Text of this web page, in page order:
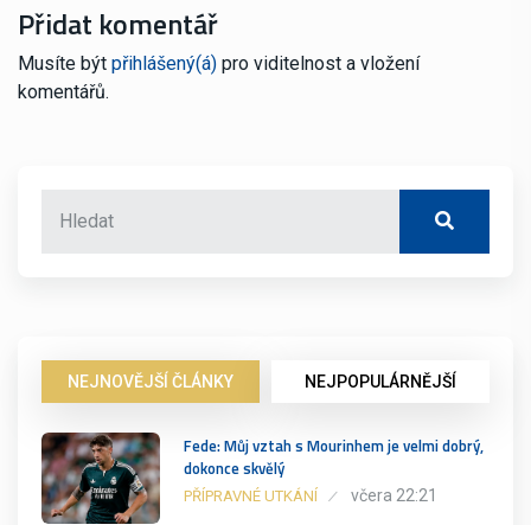
Přidat komentář
Musíte být přihlášený(á) pro viditelnost a vložení
komentářů.
NEJNOVĚJŠÍ ČLÁNKY NEJPOPULÁRNĚJŠÍ
Fede: Můj vztah s Mourinhem je velmi dobrý,
dokonce skvělý
PŘÍPRAVNÉ UTKÁNÍ včera 22:21